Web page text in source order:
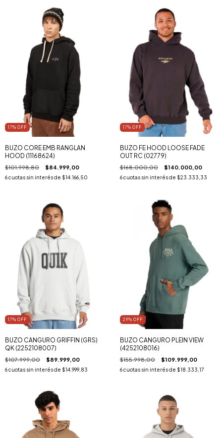
17% OFF
BUZO CORE EMB RANGLAN
HOOD (11168624)
$101.998,80 $84.999,00
6cuotas sin interés de $14.166,50
17% OFF
BUZO FE HOOD LOOSE FADE
OUT RC (02779)
$168.000,00 $140.000,00
6 cuotas sin interés de $23.333,33
17% OFF
BUZO CANGURO GRIFFIN (GRS)
QK (2252108007)
$107.999,00 $89.999,00
6cuotas sin interés de $14.999,83
29% OFF
BUZO CANGURO PLEIN VIEW
(4252108016)
$155.998,00 $109.999,00
6 cuotas sin interés de $18.333,17